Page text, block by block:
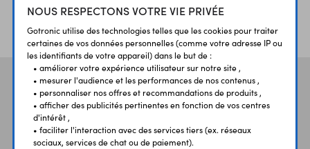
ÉTABLISSEMENTS
SCOLAIRES
PLUS 30 ANS
D’EXPERIENCE
Vos aviset témoignages
NOUS RESPECTONS VOTRE VIE PRIVÉE
Gotronic utilise des technologies telles que les cookies pour traiter
certaines de vos données personnelles (comme votre adresse IP ou
les identifiants de votre appareil) dans le but de :
• améliorer votre expérience utilisateur sur notre site ,
• mesurer l'audience et les performances de nos contenus ,
• personnaliser nos offres et recommandations de produits ,
• afficher des publicités pertinentes en fonction de vos centres
d'intérêt ,
• faciliter l'interaction avec des services tiers (ex. réseaux
sociaux, services de chat ou de paiement).